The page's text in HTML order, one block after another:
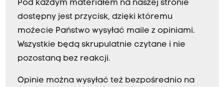
Pod każdym materiałem na naszej stronie
dostępny jest przycisk, dzięki któremu
możecie Państwo wysyłać maile z opiniami.
Wszystkie będą skrupulatnie czytane i nie
pozostaną bez reakcji.
Opinie można wysyłać też bezpośrednio na